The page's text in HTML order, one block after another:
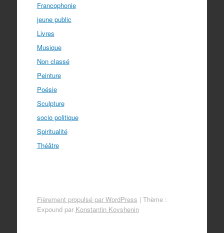
Francophonie
jeune public
Livres
Musique
Non classé
Peinture
Poésie
Sculpture
socio politique
Spiritualité
Théâtre
Fièrement propulsé par WordPress | Thème :
Expound par Konstantin Kovshenin